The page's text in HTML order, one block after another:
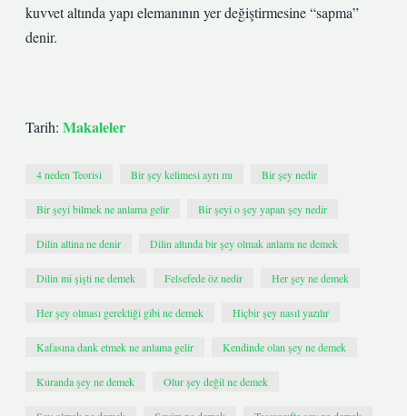
kuvvet altında yapı elemanının yer değiştirmesine “sapma”
denir.
Tarih: Makaleler
4 neden Teorisi Bir şey kelimesi ayrı mı Bir şey nedir
Bir şeyi bilmek ne anlama gelir Bir şeyi o şey yapan şey nedir
Dilin altina ne denir Dilin altında bir şey olmak anlamı ne demek
Dilin mi şişti ne demek Felsefede öz nedir Her şey ne demek
Her şey olması gerektiği gibi ne demek Hiçbir şey nasıl yazılır
Kafasına dank etmek ne anlama gelir Kendinde olan şey ne demek
Kuranda şey ne demek Olur şey değil ne demek